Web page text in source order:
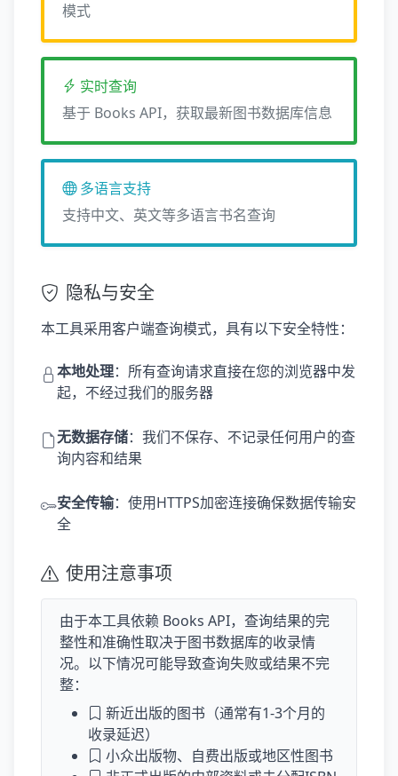
模式
实时查询
基于 Books API，获取最新图书数据库信息
多语言支持
支持中文、英文等多语言书名查询
隐私与安全
本工具采用客户端查询模式，具有以下安全特性：
本地处理：所有查询请求直接在您的浏览器中发
起，不经过我们的服务器
无数据存储：我们不保存、不记录任何用户的查
询内容和结果
安全传输：使用HTTPS加密连接确保数据传输安
全
使用注意事项
由于本工具依赖 Books API，查询结果的完
整性和准确性取决于图书数据库的收录情
况。以下情况可能导致查询失败或结果不完
整：
新近出版的图书（通常有1-3个月的
收录延迟）
小众出版物、自费出版或地区性图书